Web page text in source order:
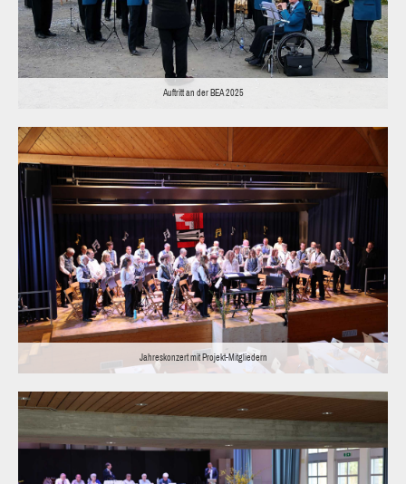
Auftritt an der BEA 2025
Jahreskonzert mit Projekt-Mitgliedern